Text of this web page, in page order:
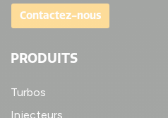
Contactez-nous
PRODUITS
Turbos
Injecteurs